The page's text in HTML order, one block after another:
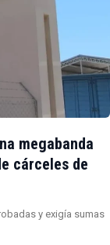
megabanda
cárceles de
y exigía sumas